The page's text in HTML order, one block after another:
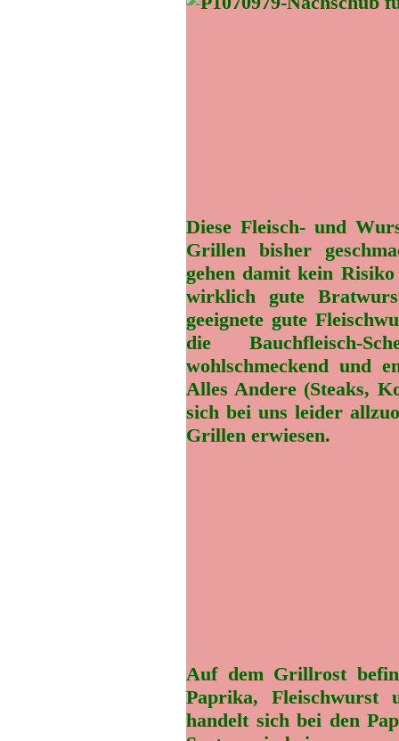
Diese Fleisch- und
Grillen bisher
gehen damit kein
wirklich gute
geeignete gute
die Bauchfleisch-
wohlschmeckend und
Alles Andere (Steaks,
sich bei uns leider
Grillen erwiesen.
Auf dem Grillrost
Paprika, Fleischwurst
handelt sich bei den